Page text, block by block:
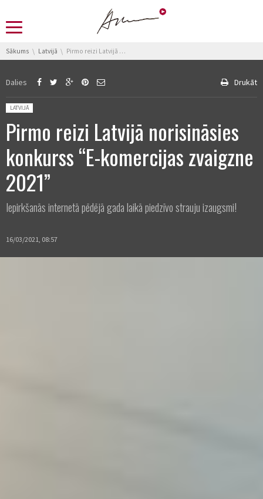
You are here:
Sākums Latvijā Pirmo reizi Latvijā norisināsies konkurss “E-komercijas zvaigzne 2021”
Dalies Drukāt
Posted in:
LATVIJĀ
Pirmo reizi Latvijā norisināsies
konkurss “E-komercijas zvaigzne
2021”
Iepirkšanās internetā pēdējā gada laikā piedzīvo strauju izaugsmi!
16/03/2021, 08:57